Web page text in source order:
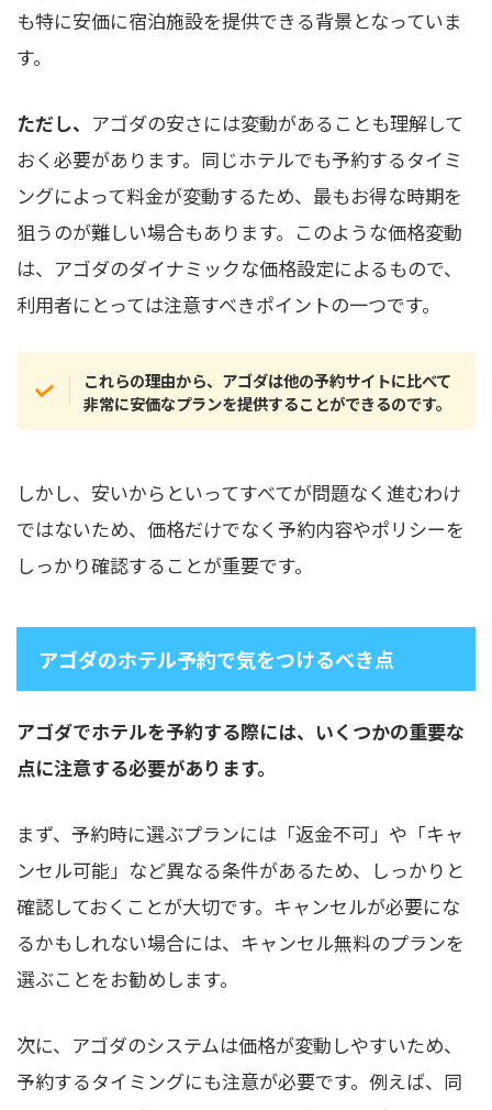
も特に安価に宿泊施設を提供できる背景となっていま
す。
ただし、 アゴダの安さには変動があることも理解して
おく必要があります。同じホテルでも予約するタイミ
ングによって料金が変動するため、最もお得な時期を
狙うのが難しい場合もあります。このような価格変動
は、アゴダのダイナミックな価格設定によるもので、
利用者にとっては注意すべきポイントの一つです。
これらの理由から、アゴダは他の予約サイトに比べて
非常に安価なプランを提供することができるのです。
しかし、安いからといってすべてが問題なく進むわけ
ではないため、価格だけでなく予約内容やポリシーを
しっかり確認することが重要です。
アゴダのホテル予約で気をつけるべき点
アゴダでホテルを予約する際には、いくつかの重要な
点に注意する必要があります。
まず、予約時に選ぶプランには「返金不可」や「キャ
ンセル可能」など異なる条件があるため、しっかりと
確認しておくことが大切です。キャンセルが必要にな
るかもしれない場合には、キャンセル無料のプランを
選ぶことをお勧めします。
次に、アゴダのシステムは価格が変動しやすいため、
予約するタイミングにも注意が必要です。例えば、同